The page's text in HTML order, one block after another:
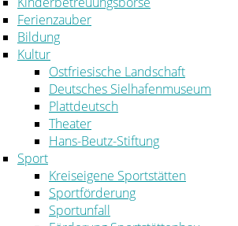
Ferienzauber
Bildung
Kultur
Ostfriesische Landschaft
Deutsches Sielhafenmuseum
Plattdeutsch
Theater
Hans-Beutz-Stiftung
Sport
Kreiseigene Sportstätten
Sportförderung
Sportunfall